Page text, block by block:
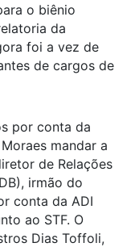
o biênio
da
foi a vez de
de cargos de
por conta da
mandar a
de Relações
irmão do
conta da ADI
ao STF. O
Dias Toffoli,